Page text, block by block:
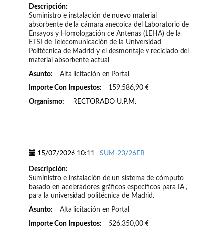
Descripción:
Suministro e instalación de nuevo material
absorbente de la cámara anecoica del Laboratorio de
Ensayos y Homologación de Antenas (LEHA) de la
ETSI de Telecomunicación de la Universidad
Politécnica de Madrid y el desmontaje y reciclado del
material absorbente actual
Asunto:
Alta licitación en Portal
Importe Con Impuestos:
159.586,90 €
Organismo:
RECTORADO U.P.M.
15/07/2026 10:11 SUM-23/26FR
Descripción:
Suministro e instalación de un sistema de cómputo
basado en aceleradores gráficos específicos para IA ,
para la universidad politécnica de Madrid.
Asunto:
Alta licitación en Portal
Importe Con Impuestos:
526.350,00 €